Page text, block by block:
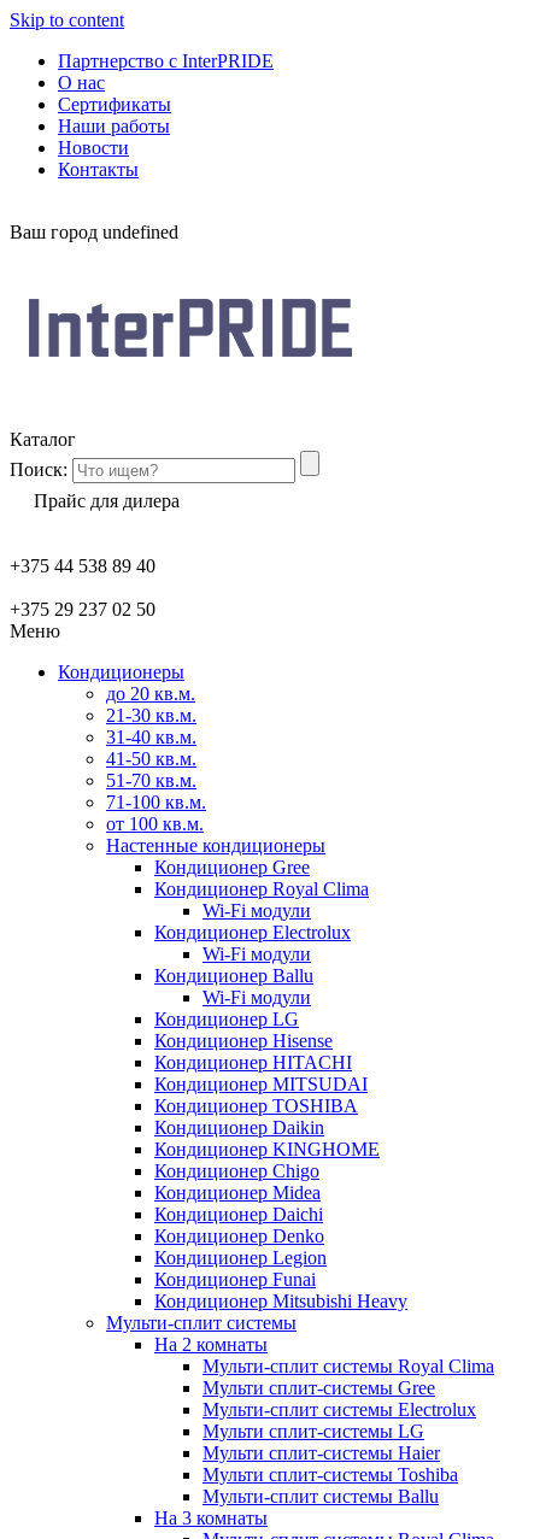
Skip to content
Партнерство с InterPRIDE
О нас
Сертификаты
Наши работы
Новости
Контакты
Ваш город undefined
Каталог
Поиск:
Прайс для дилера
+375 44 538 89 40
+375 29 237 02 50
Меню
Кондиционеры
до 20 кв.м.
21-30 кв.м.
31-40 кв.м.
41-50 кв.м.
51-70 кв.м.
71-100 кв.м.
от 100 кв.м.
Настенные кондиционеры
Кондиционер Gree
Кондиционер Royal Clima
Wi-Fi модули
Кондиционер Electrolux
Wi-Fi модули
Кондиционер Ballu
Wi-Fi модули
Кондиционер LG
Кондиционер Hisense
Кондиционер HITACHI
Кондиционер MITSUDAI
Кондиционер TOSHIBA
Кондиционер Daikin
Кондиционер KINGHOME
Кондиционер Chigo
Кондиционер Midea
Кондиционер Daichi
Кондиционер Denko
Кондиционер Legion
Кондиционер Funai
Кондиционер Mitsubishi Heavy
Мульти-сплит системы
На 2 комнаты
Мульти-сплит системы Royal Clima
Мульти сплит-системы Gree
Мульти-сплит системы Electrolux
Мульти сплит-системы LG
Мульти сплит-системы Haier
Мульти сплит-системы Toshiba
Мульти-сплит системы Ballu
На 3 комнаты